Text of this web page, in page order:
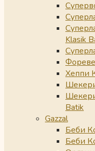
Klasik
Хеппи
Batik
Gazzal
Беби
Беби